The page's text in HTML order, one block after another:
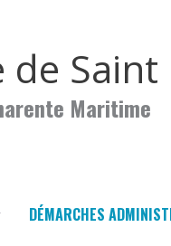
Saint
Maritime
DÉMARCHES